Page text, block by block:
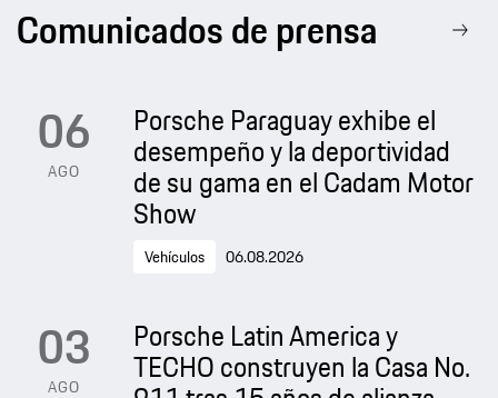
Comunicados de prensa
06
AGO
Porsche Paraguay exhibe el
desempeño y la deportividad
de su gama en el Cadam Motor
Show
Vehículos 06.08.2026
03
AGO
Porsche Latin America y
TECHO construyen la Casa No.